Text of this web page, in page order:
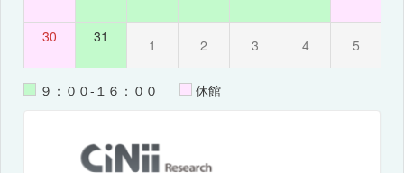
30 31 1 2 3 4 5
９：００-１６：００ 休館